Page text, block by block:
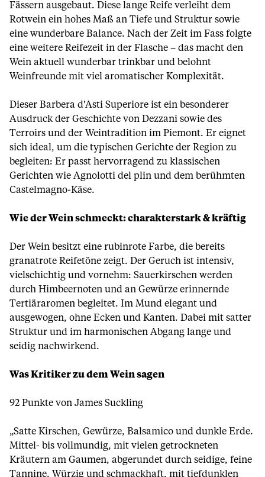
Fässern ausgebaut. Diese lange Reife verleiht dem
Rotwein ein hohes Maß an Tiefe und Struktur sowie
eine wunderbare Balance. Nach der Zeit im Fass folgte
eine weitere Reifezeit in der Flasche – das macht den
Wein aktuell wunderbar trinkbar und belohnt
Weinfreunde mit viel aromatischer Komplexität.
Dieser Barbera d'Asti Superiore ist ein besonderer
Ausdruck der Geschichte von Dezzani sowie des
Terroirs und der Weintradition im Piemont. Er eignet
sich ideal, um die typischen Gerichte der Region zu
begleiten: Er passt hervorragend zu klassischen
Gerichten wie Agnolotti del plin und dem berühmten
Castelmagno-Käse.
Wie der Wein schmeckt: charakterstark & kräftig
Der Wein besitzt eine rubinrote Farbe, die bereits
granatrote Reifetöne zeigt. Der Geruch ist intensiv,
vielschichtig und vornehm: Sauerkirschen werden
durch Himbeernoten und an Gewürze erinnernde
Tertiäraromen begleitet. Im Mund elegant und
ausgewogen, ohne Ecken und Kanten. Dabei mit satter
Struktur und im harmonischen Abgang lange und
seidig nachwirkend.
Was Kritiker zu dem Wein sagen
92 Punkte von James Suckling
„Satte Kirschen, Gewürze, Balsamico und dunkle Erde.
Mittel- bis vollmundig, mit vielen getrockneten
Kräutern am Gaumen, abgerundet durch seidige, feine
Tannine. Würzig und schmackhaft, mit tiefdunklen